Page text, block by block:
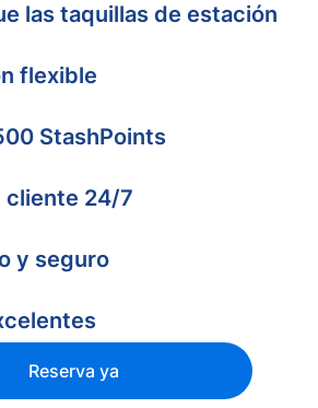
las taquillas de estación
flexible
StashPoints
cliente 24/7
y seguro
Reserva ya